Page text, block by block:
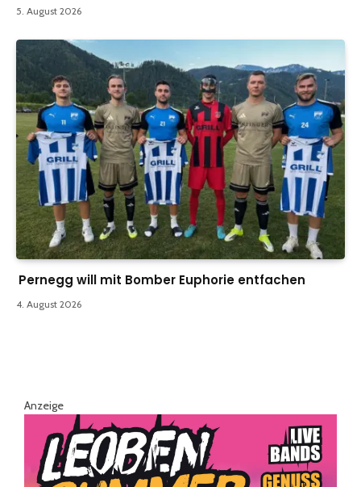
5. August 2026
Pernegg will mit Bomber Euphorie entfachen
4. August 2026
Anzeige